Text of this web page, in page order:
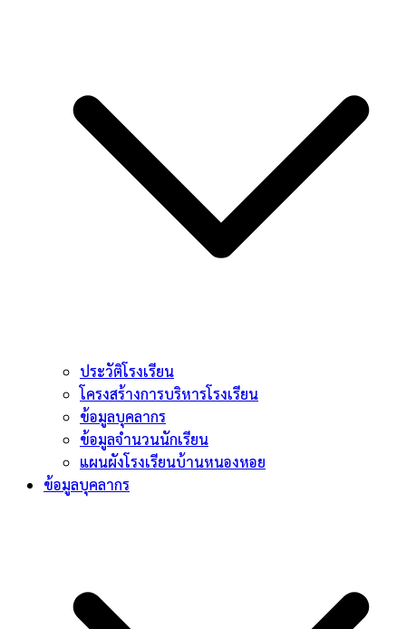
ประวัติโรงเรียน
โครงสร้างการบริหารโรงเรียน
ข้อมูลบุคลากร
ข้อมูลจำนวนนักเรียน
แผนผังโรงเรียนบ้านหนองหอย
ข้อมูลบุคลากร